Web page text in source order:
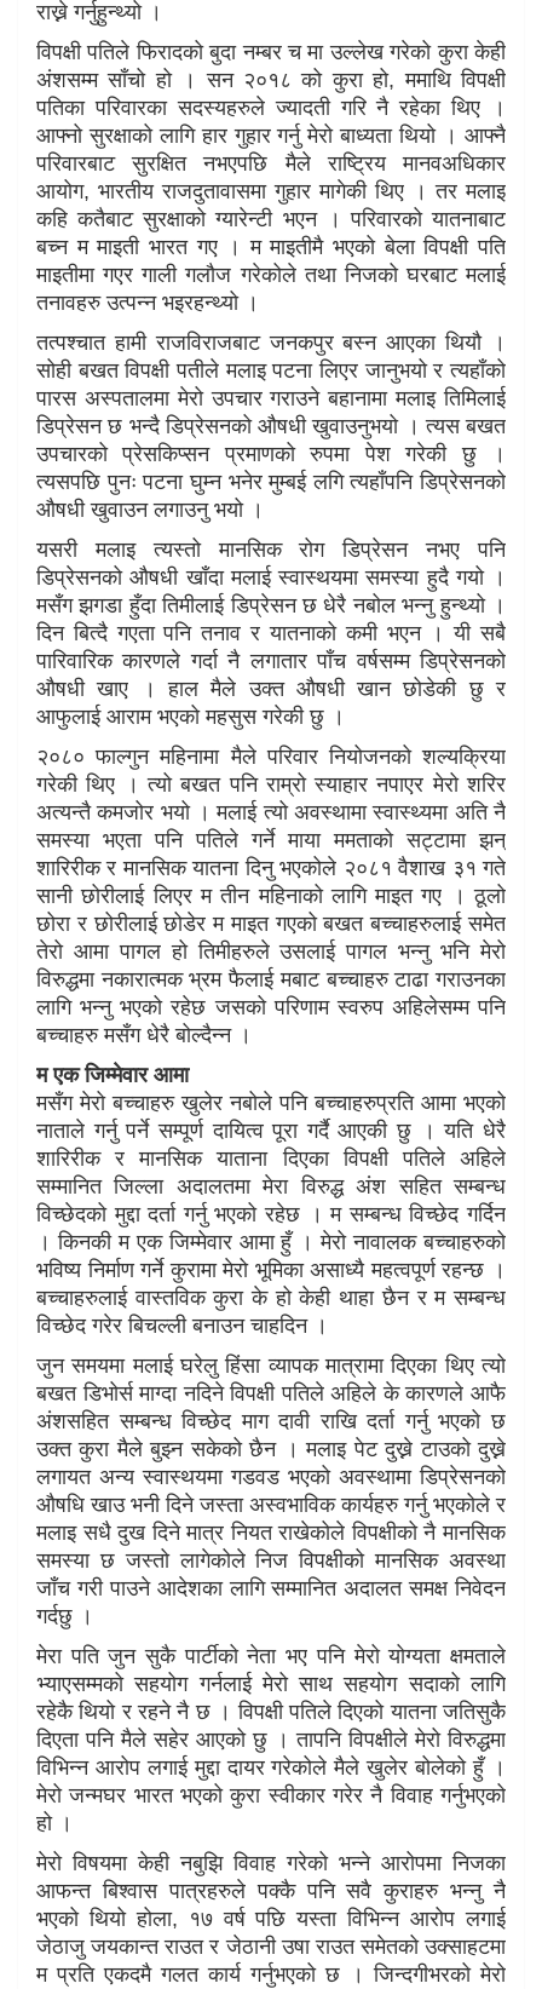
राख्ने गर्नुहुन्थ्यो ।
विपक्षी पतिले फिरादको बुदा नम्बर च मा उल्लेख गरेको कुरा केही
अंशसम्म साँचो हो । सन २०१८ को कुरा हो, ममाथि विपक्षी
पतिका परिवारका सदस्यहरुले ज्यादती गरि नै रहेका थिए ।
आफ्नो सुरक्षाको लागि हार गुहार गर्नु मेरो बाध्यता थियो । आफ्नै
परिवारबाट सुरक्षित नभएपछि मैले राष्ट्रिय मानवअधिकार
आयोग, भारतीय राजदुतावासमा गुहार मागेकी थिए । तर मलाइ
कहि कतैबाट सुरक्षाको ग्यारेन्टी भएन । परिवारको यातनाबाट
बच्न म माइती भारत गए । म माइतीमै भएको बेला विपक्षी पति
माइतीमा गएर गाली गलौज गरेकोले तथा निजको घरबाट मलाई
तनावहरु उत्पन्न भइरहन्थ्यो ।
तत्पश्चात हामी राजविराजबाट जनकपुर बस्न आएका थियौ ।
सोही बखत विपक्षी पतीले मलाइ पटना लिएर जानुभयो र त्यहाँको
पारस अस्पतालमा मेरो उपचार गराउने बहानामा मलाइ तिमिलाई
डिप्रेसन छ भन्दै डिप्रेसनको औषधी खुवाउनुभयो । त्यस बखत
उपचारको प्रेसकिप्सन प्रमाणको रुपमा पेश गरेकी छु ।
त्यसपछि पुनः पटना घुम्न भनेर मुम्बई लगि त्यहाँपनि डिप्रेसनको
औषधी खुवाउन लगाउनु भयो ।
यसरी मलाइ त्यस्तो मानसिक रोग डिप्रेसन नभए पनि
डिप्रेसनको औषधी खाँदा मलाई स्वास्थयमा समस्या हुदै गयो ।
मसँग झगडा हुँदा तिमीलाई डिप्रेसन छ धेरै नबोल भन्नु हुन्थ्यो ।
दिन बित्दै गएता पनि तनाव र यातनाको कमी भएन । यी सबै
पारिवारिक कारणले गर्दा नै लगातार पाँच वर्षसम्म डिप्रेसनको
औषधी खाए । हाल मैले उक्त औषधी खान छोडेकी छु र
आफुलाई आराम भएको महसुस गरेकी छु ।
२०८० फाल्गुन महिनामा मैले परिवार नियोजनको शल्यक्रिया
गरेकी थिए । त्यो बखत पनि राम्रो स्याहार नपाएर मेरो शरिर
अत्यन्तै कमजोर भयो । मलाई त्यो अवस्थामा स्वास्थ्यमा अति नै
समस्या भएता पनि पतिले गर्ने माया ममताको सट्टामा झन्
शारिरीक र मानसिक यातना दिनु भएकोले २०८१ वैशाख ३१ गते
सानी छोरीलाई लिएर म तीन महिनाको लागि माइत गए । ठूलो
छोरा र छोरीलाई छोडेर म माइत गएको बखत बच्चाहरुलाई समेत
तेरो आमा पागल हो तिमीहरुले उसलाई पागल भन्नु भनि मेरो
विरुद्धमा नकारात्मक भ्रम फैलाई मबाट बच्चाहरु टाढा गराउनका
लागि भन्नु भएको रहेछ जसको परिणाम स्वरुप अहिलेसम्म पनि
बच्चाहरु मसँग धेरै बोल्दैन्न ।
म एक जिम्मेवार आमा
मसँग मेरो बच्चाहरु खुलेर नबोले पनि बच्चाहरुप्रति आमा भएको
नाताले गर्नु पर्ने सम्पूर्ण दायित्व पूरा गर्दै आएकी छु । यति धेरै
शारिरीक र मानसिक याताना दिएका विपक्षी पतिले अहिले
सम्मानित जिल्ला अदालतमा मेरा विरुद्ध अंश सहित सम्बन्ध
विच्छेदको मुद्दा दर्ता गर्नु भएको रहेछ । म सम्बन्ध विच्छेद गर्दिन
। किनकी म एक जिम्मेवार आमा हुँ । मेरो नावालक बच्चाहरुको
भविष्य निर्माण गर्ने कुरामा मेरो भूमिका असाध्यै महत्वपूर्ण रहन्छ ।
बच्चाहरुलाई वास्तविक कुरा के हो केही थाहा छैन र म सम्बन्ध
विच्छेद गरेर बिचल्ली बनाउन चाहदिन ।
जुन समयमा मलाई घरेलु हिंसा व्यापक मात्रामा दिएका थिए त्यो
बखत डिभोर्स माग्दा नदिने विपक्षी पतिले अहिले के कारणले आफै
अंशसहित सम्बन्ध विच्छेद माग दावी राखि दर्ता गर्नु भएको छ
उक्त कुरा मैले बुझ्न सकेको छैन । मलाइ पेट दुख्ने टाउको दुख्ने
लगायत अन्य स्वास्थयमा गडवड भएको अवस्थामा डिप्रेसनको
औषधि खाउ भनी दिने जस्ता अस्वभाविक कार्यहरु गर्नु भएकोले र
मलाइ सधै दुख दिने मात्र नियत राखेकोले विपक्षीको नै मानसिक
समस्या छ जस्तो लागेकोले निज विपक्षीको मानसिक अवस्था
जाँच गरी पाउने आदेशका लागि सम्मानित अदालत समक्ष निवेदन
गर्दछु ।
मेरा पति जुन सुकै पार्टीको नेता भए पनि मेरो योग्यता क्षमताले
भ्याएसम्मको सहयोग गर्नलाई मेरो साथ सहयोग सदाको लागि
रहेकै थियो र रहने नै छ । विपक्षी पतिले दिएको यातना जतिसुकै
दिएता पनि मैले सहेर आएको छु । तापनि विपक्षीले मेरो विरुद्धमा
विभिन्न आरोप लगाई मुद्दा दायर गरेकोले मैले खुलेर बोलेको हुँ ।
मेरो जन्मघर भारत भएको कुरा स्वीकार गरेर नै विवाह गर्नुभएको
हो ।
मेरो विषयमा केही नबुझि विवाह गरेको भन्ने आरोपमा निजका
आफन्त बिश्वास पात्रहरुले पक्कै पनि सवै कुराहरु भन्नु नै
भएको थियो होला, १७ वर्ष पछि यस्ता विभिन्न आरोप लगाई
जेठाजु जयकान्त राउत र जेठानी उषा राउत समेतको उक्साहटमा
म प्रति एकदमै गलत कार्य गर्नुभएको छ । जिन्दगीभरको मेरो